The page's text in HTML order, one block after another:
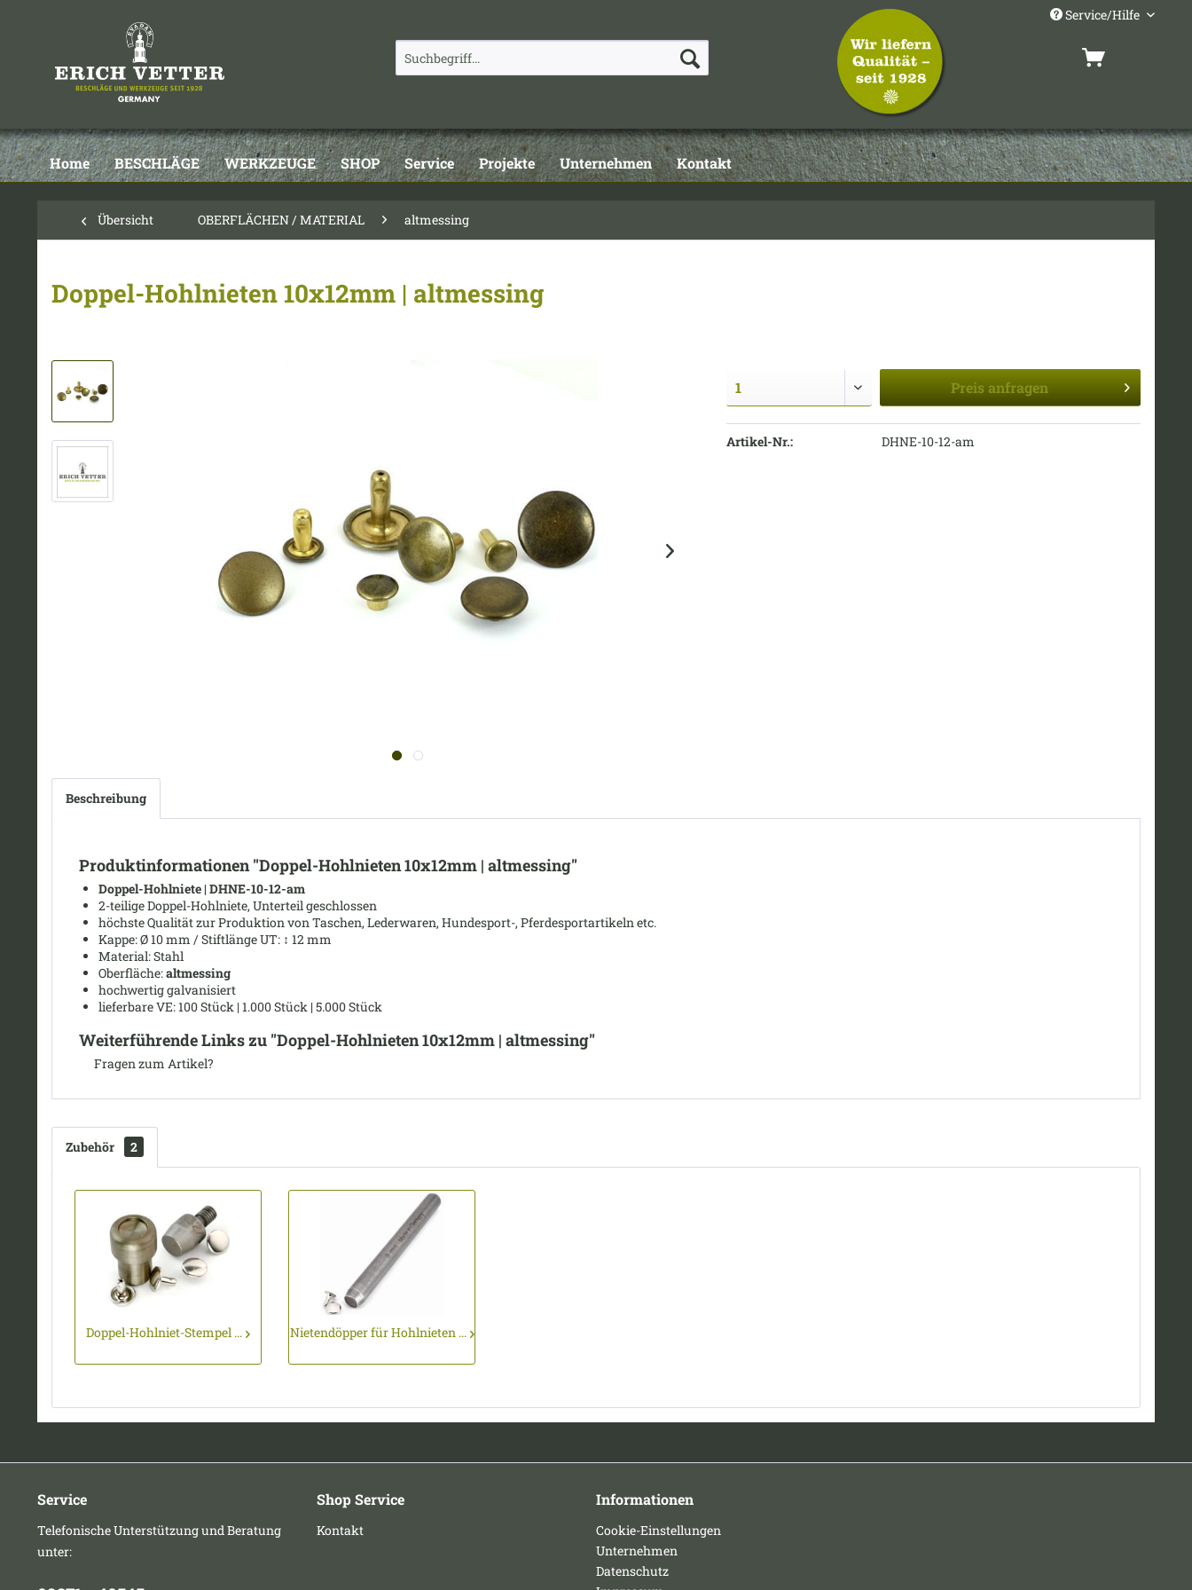
Service/Hilfe
Home BESCHLÄGE WERKZEUGE SHOP Service Projekte Unternehmen Kontakt
Übersicht OBERFLÄCHEN / MATERIAL altmessing
Doppel-Hohlnieten 10x12mm | altmessing
Preis anfragen
Artikel-Nr.: DHNE-10-12-am
Beschreibung
Produktinformationen "Doppel-Hohlnieten 10x12mm | altmessing"
Doppel-Hohlniete | DHNE-10-12-am
2-teilige Doppel-Hohlniete, Unterteil geschlossen
höchste Qualität zur Produktion von Taschen, Lederwaren, Hundesport-, Pferdesportartikeln etc.
Kappe: Ø10 mm / Stiftlänge UT: ↕ 12 mm
Material: Stahl
Oberfläche:altmessing
hochwertig galvanisiert
lieferbare VE: 100 Stück | 1.000 Stück | 5.000 Stück
Weiterführende Links zu "Doppel-Hohlnieten 10x12mm | altmessing"
Fragen zum Artikel?
Zubehör 2
Doppel-Hohlniet-Stempel ... Nietendöpper für Hohlnieten ...
Service
Telefonische Unterstützung und Beratung
unter:
Shop Service
Kontakt
Informationen
Cookie-Einstellungen
Unternehmen
Datenschutz